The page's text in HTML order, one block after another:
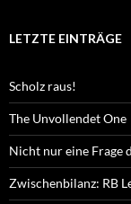
LETZTE EINTRÄGE
Scholz raus!
The Unvollendet One
Nicht nur eine Frage
Zwischenbilanz: RB